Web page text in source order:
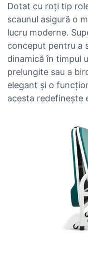
Dotat cu roți tip
scaunul asigură o
lucru moderne.
conceput pentru a
dinamică în timpul
prelungite sau a
elegant și o
acesta redefinește